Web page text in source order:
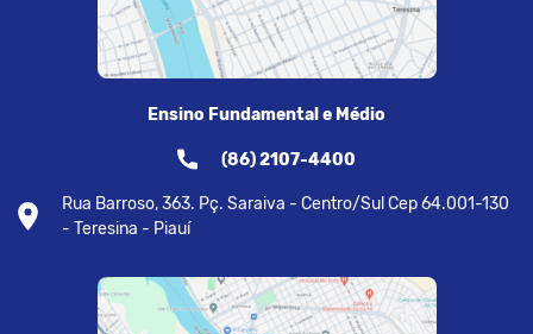
Ensino Fundamental e Médio
(86) 2107-4400
Rua Barroso, 363. Pç. Saraiva - Centro/Sul Cep 64.001-130
- Teresina - Piauí